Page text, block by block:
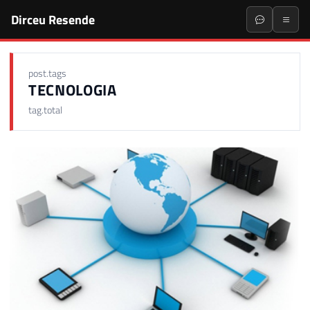
Dirceu Resende
post.tags
TECNOLOGIA
tag.total